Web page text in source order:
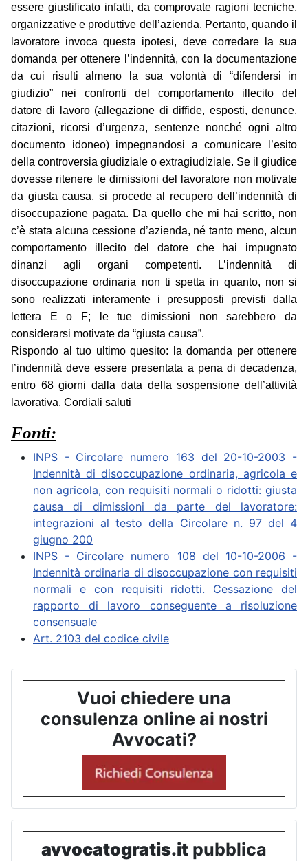
essere giustificato infatti, da comprovate ragioni tecniche,
organizzative e produttive dell’azienda. Pertanto, quando il
lavoratore invoca questa ipotesi, deve corredare la sua
domanda per ottenere l’indennità, con la documentazione
da cui risulti almeno la sua volontà di “difendersi in
giudizio” nei confronti del comportamento illecito del
datore di lavoro (allegazione di diffide, esposti, denunce,
citazioni, ricorsi d’urgenza, sentenze nonché ogni altro
documento idoneo) impegnandosi a comunicare l’esito
della controversia giudiziale o extragiudiziale. Se il giudice
dovesse ritenere le dimissioni del lavoratore non motivate
da giusta causa, si procede al recupero dell’indennità di
disoccupazione pagata. Da quello che mi hai scritto, non
c’è stata alcuna cessione d’azienda, né tanto meno, alcun
comportamento illecito del datore che hai impugnato
dinanzi agli organi competenti. L’indennità di
disoccupazione ordinaria non ti spetta in quanto, non si
sono realizzati interamente i presupposti previsti dalla
lettera E o F; le tue dimissioni non sarebbero da
considerarsi motivate da “giusta causa”.
Rispondo al tuo ultimo quesito: la domanda per ottenere
l’indennità deve essere presentata a pena di decadenza,
entro 68 giorni dalla data della sospensione dell’attività
lavorativa. Cordiali saluti
Fonti:
INPS - Circolare numero 163 del 20-10-2003 -
Indennità di disoccupazione ordinaria, agricola e
non agricola, con requisiti normali o ridotti: giusta
causa di dimissioni da parte del lavoratore:
integrazioni al testo della Circolare n. 97 del 4
giugno 200
INPS - Circolare numero 108 del 10-10-2006 -
Indennità ordinaria di disoccupazione con requisiti
normali e con requisiti ridotti. Cessazione del
rapporto di lavoro conseguente a risoluzione
consensuale
Art. 2103 del codice civile
Vuoi chiedere una
consulenza online ai nostri
Avvocati?
avvocatogratis.it pubblica